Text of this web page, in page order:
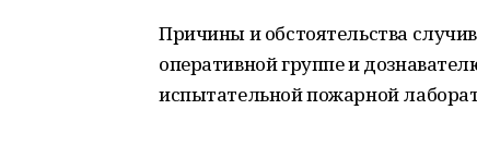
Причины и обстоятельства
оперативной группе и
испытательной пожарной